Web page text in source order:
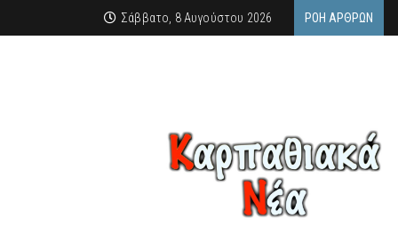
Σάββατο, 8 Αυγούστου 2026 ΡΟΉ ΆΡΘΡΩΝ